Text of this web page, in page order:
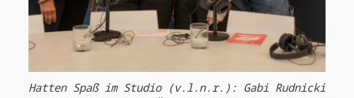
Hatten Spaß im Studio (v.l.n.r.): Gabi Rudnicki